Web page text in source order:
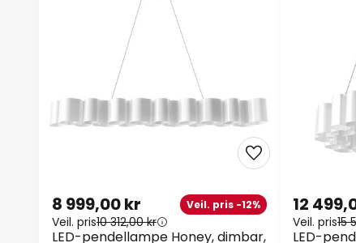
LED-pendellampe Honey,
8 999,00 kr Veil. pris -12%
Veil. pris10 312,00 kr
LED-
12
Veil. pris15